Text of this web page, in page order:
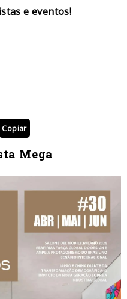
e eventos​!
Copiar
Mega